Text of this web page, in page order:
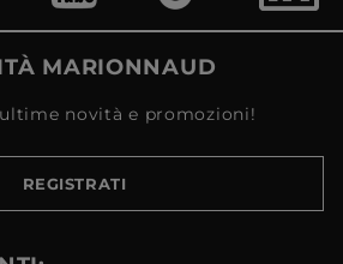
MARIONNAUD
novità e promozioni!
REGISTRATI